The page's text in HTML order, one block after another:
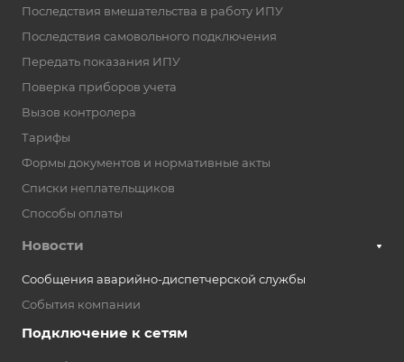
Последствия вмешательства в работу ИПУ
Последствия самовольного подключения
Передать показания ИПУ
Поверка приборов учета
Вызов контролера
Тарифы
Формы документов и нормативные акты
Списки неплательщиков
Способы оплаты
Новости
Сообщения аварийно-диспетчерской службы
События компании
Подключение к сетям